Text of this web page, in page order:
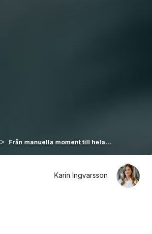
> Från manuella moment till hela...
Karin Ingvarsson